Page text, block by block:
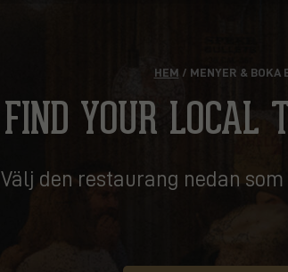
HEM / MENYER & BOKA
FIND YOUR LOCAL
Välj den restaurang nedan